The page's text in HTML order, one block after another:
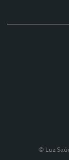
© Luz